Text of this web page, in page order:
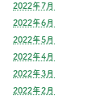
2022年7月
2022年6月
2022年5月
2022年4月
2022年3月
2022年2月